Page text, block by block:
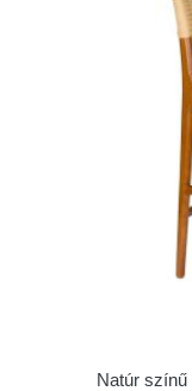
Natúr